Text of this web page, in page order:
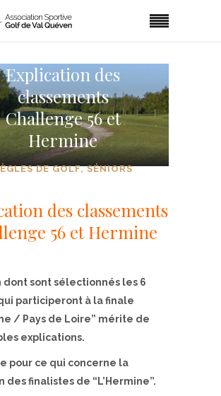
Explication des
classements
Challenge 56 et
Hermine
DE GOLF,SÉNIORS
des classements
56 et Hermine
dont sont sélectionnés les 6
participeront à la finale
/ Pays de Loire” mérite de
explications.
pour ce qui concerne la
des finalistes de “L’Hermine”.